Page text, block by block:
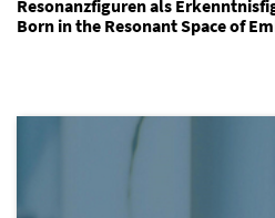
Resonanzfiguren als
Born in the Resonant Space of